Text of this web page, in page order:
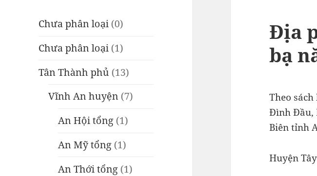
Chưa phân loại(0)
Chưa phân loại(1)
Tân Thành phủ (13)
Vĩnh An huyện (7)
An Hội tổng (1)
An Mỹ tổng (1)
An Thới tổng (1)
Địa
bạ
Theo sách
Đình Đầu,
Biên tỉnh
Huyện